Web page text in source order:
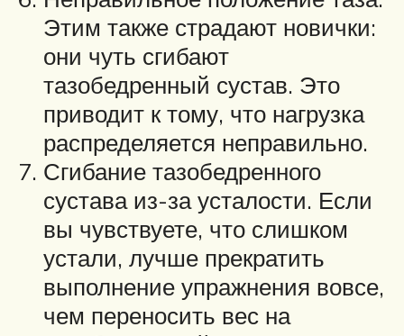
Этим также страдают новички:
они чуть сгибают
тазобедренный сустав. Это
приводит к тому, что нагрузка
распределяется неправильно.
Сгибание тазобедренного
сустава из-за усталости. Если
вы чувствуете, что слишком
устали, лучше прекратить
выполнение упражнения вовсе,
чем переносить вес на